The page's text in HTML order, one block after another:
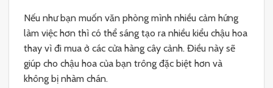
Nếu như bạn muốn văn phòng mình nhiều cảm hứng
làm việc hơn thì có thể sáng tạo ra nhiều kiểu chậu hoa
thay vì đi mua ở các cửa hàng cây cảnh. Điều này sẽ
giúp cho chậu hoa của bạn trông đặc biệt hơn và
không bị nhàm chán.